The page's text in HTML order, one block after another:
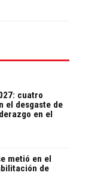
cuatro
el desgaste de
en el
metió en el
de